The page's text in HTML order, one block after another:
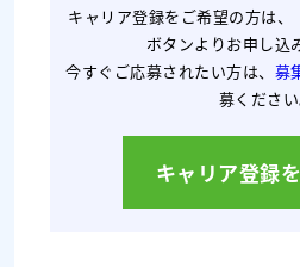
ボタンよりお申し込
今すぐご応募されたい方は、 募
募ください
キャリア登録